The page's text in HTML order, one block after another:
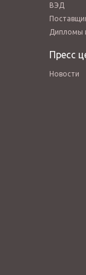
ВЭД
Дипломы
Пресс
Новости